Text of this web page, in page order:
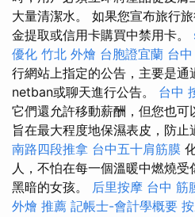
大量清潔水。 如果您宣布旅行
金提取或信用卡購買中禁用卡。
優化 竹北 外燴 台胞證宜蘭 台
行網站上指定的公告，主要是通
netban或聊天進行公告。 台中
它們還允許移動薪酬，但您也
旨在最大程度地保濕表皮，防止
南路四段推拿 台中五十肩筋膜
人，不怕在每一個溫暖中燃燒
黑暗的女孩。 后里按摩 台中 筋
外燴 推薦 記帳士-會計學概要